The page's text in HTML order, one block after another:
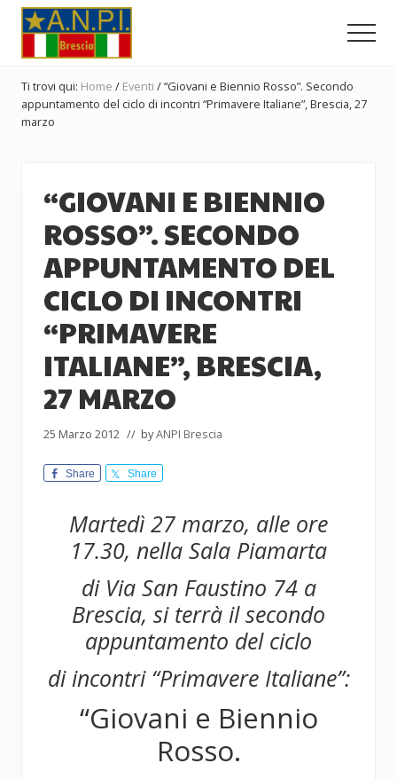
Menu
Passa
contenuto
principale
Passa
alla
barra
laterale
primaria
Passa
pagina
Provinciale
dell'ANPI
Ti trovi qui: Home / Eventi /“Giovani e Biennio Rosso”. Secondo
appuntamento del ciclo di incontri “Primavere Italiane”, Brescia, 27
marzo
“GIOVANI E BIENNIO
ROSSO”. SECONDO
APPUNTAMENTO DEL
CICLO DI INCONTRI
“PRIMAVERE
ITALIANE”, BRESCIA,
27 MARZO
25 Marzo 2012 // byANPI Brescia
Share Share
Martedì 27 marzo, alle ore
17.30, nella Sala Piamarta
di Via San Faustino 74 a
Brescia, si terrà il secondo
appuntamento del ciclo
di incontri “Primavere Italiane”:
“Giovani e Biennio
Rosso.